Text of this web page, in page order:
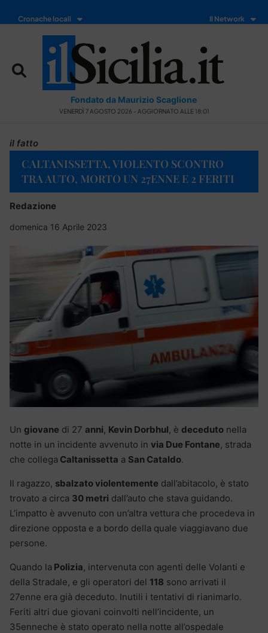
Cronache locali Il Network
Fondato da Maurizio Scaglione
VENERDÌ 7 AGOSTO 2026 - AGGIORNATO ALLE 18:01
il fatto
CALTANISSETTA, VIOLENTO SCONTRO
TRA AUTO, MORTO UN 27ENNE E 2 FERITI
Redazione
domenica 16 Aprile 2023
Un giovane di 27 anni, Kevin Dorbhul, è deceduto nella
notte in un incidente avvenuto in via Due Fontane, strada
che collega Caltanissetta a San Cataldo.
Il ragazzo, sbalzato violentemente dall’abitacolo, è stato
trovato a circa 30 metri dall’auto che stava guidando.
L’impatto è avvenuto con un’altra vettura che procedeva in
direzione opposta e a bordo della quale viaggiavano due
persone.
Quando la Polizia, intervenuta con agenti delle Volanti e
della Stradale, e gli operatori del 118 sono arrivati il
27enne era già deceduto. Inutili i tentativi di rianimarlo.
Feriti altri due giovani coinvolti nell’incidente, un
35enneche è stato operato nella notte all’ospedale